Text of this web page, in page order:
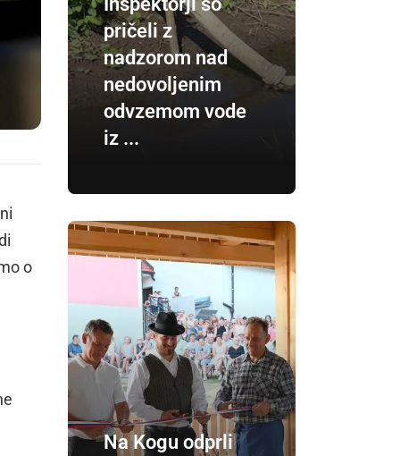
o
pričeli z
nadzorom nad
nedovoljenim
odvzemom vode
iz ...
Na Kogu odprli